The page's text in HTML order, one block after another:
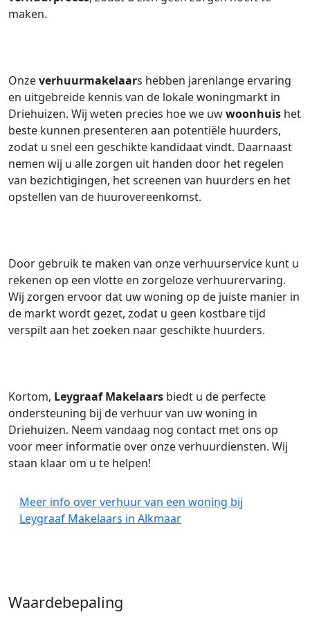
maken.
Onzeverhuurmakelaars hebben jarenlange ervaring
en uitgebreide kennis van de lokale woningmarkt in
Driehuizen. Wij weten precies hoe we uwwoonhuis het
beste kunnen presenteren aan potentiële huurders,
zodat u snel een geschikte kandidaat vindt. Daarnaast
nemen wij u alle zorgen uit handen door het regelen
van bezichtigingen, het screenen van huurders en het
opstellen van de huurovereenkomst.
Door gebruik te maken van onze verhuurservice kunt u
rekenen op een vlotte en zorgeloze verhuurervaring.
Wij zorgen ervoor dat uw woning op de juiste manier in
de markt wordt gezet, zodat u geen kostbare tijd
verspilt aan het zoeken naar geschikte huurders.
Kortom, Leygraaf Makelaars biedt u de perfecte
ondersteuning bij de verhuur van uw woning in
Driehuizen. Neem vandaag nog contact met ons op
voor meer informatie over onze verhuurdiensten. Wij
staan klaar om u te helpen!
Meer info over verhuur van een woning bij
Leygraaf Makelaars in Alkmaar
Waardebepaling